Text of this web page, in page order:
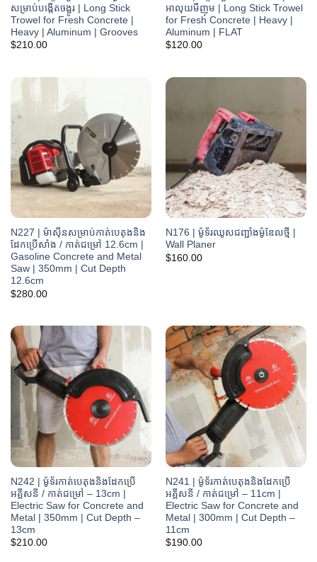
សម្រាប់បង្កើតចង្អូរ | Long Stick
Trowel for Fresh Concrete |
Heavy | Aluminum | Grooves
$210.00
អាលុយមីញុម | Long Stick Trowel
for Fresh Concrete | Heavy |
Aluminum | FLAT
$120.00
N227 | ម៉ាស៊ីនសម្រាប់កាត់បេតុងនិង
ដែកប្រើសាំង / កាត់ជម្រៅ 12.6cm |
Gasoline Concrete and Metal
Saw | 350mm | Cut Depth
12.6cm
$280.00
N176 | ម៉ូទ័រឈូសជញ្ជាំងម៉ូឌែលថ្មី |
Wall Planer
$160.00
N242 | ម៉ូទ័រកាត់បេតុងនិងដែកប្រើ
អគ្គីសនី / កាត់ជម្រៅ – 13cm |
Electric Saw for Concrete and
Metal | 350mm | Cut Depth –
13cm
$210.00
N241 | ម៉ូទ័រកាត់បេតុងនិងដែកប្រើ
អគ្គីសនី / កាត់ជម្រៅ – 11cm |
Electric Saw for Concrete and
Metal | 300mm | Cut Depth –
11cm
$190.00